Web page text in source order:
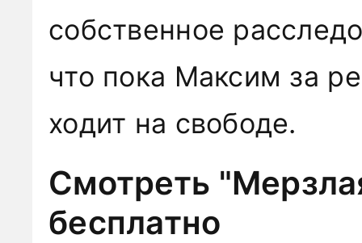
собственное
что пока Максим за
ходит на свободе.
Смотреть
бесплатно